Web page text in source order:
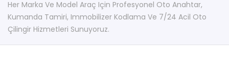
Her Marka Ve Model Araç Için Profesyonel Oto Anahtar,
Kumanda Tamiri, Immobilizer Kodlama Ve 7/24 Acil Oto
Çilingir Hizmetleri Sunuyoruz.